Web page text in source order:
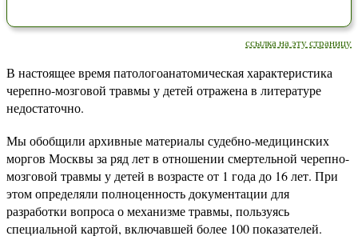
ссылка на эту страницу
В настоящее время патологоанатомическая характеристика
черепно-мозговой травмы у детей отражена в литературе
недостаточно.
Мы обобщили архивные материалы судебно-медицинских
моргов Москвы за ряд лет в отношении смертельной черепно-
мозговой травмы у детей в возрасте от 1 года до 16 лет. При
этом определяли полноценность документации для
разработки вопроса о механизме травмы, пользуясь
специальной картой, включавшей более 100 показателей.